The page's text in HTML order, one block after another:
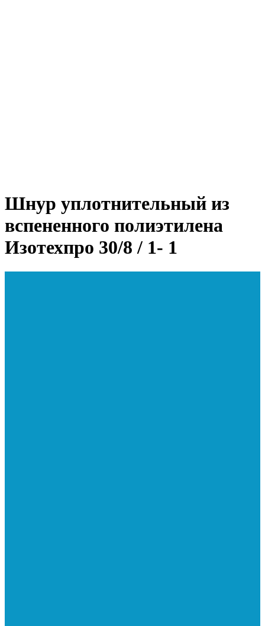
Шнур уплотнительный из
вспененного полиэтилена
Изотехпро 30/8 / 1- 1